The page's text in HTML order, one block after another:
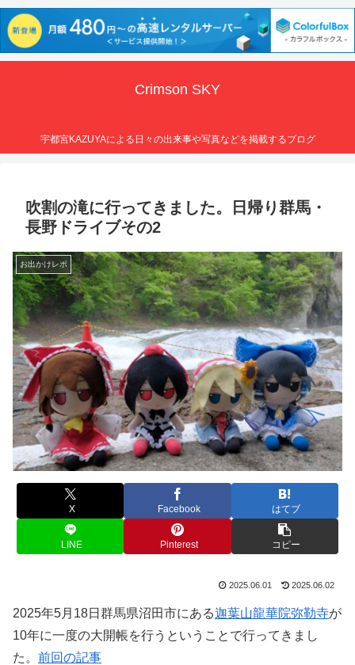
Crimson SKY
宇都宮KAZUYAによる日々の出来事や写真などを掲載するブログ
吹割の滝に行ってきました。日帰り群馬・
長野ドライブその2
お出かけレポ
X Facebook はてブ
LINE Pinterest コピー
2025.06.01 2025.06.02
2025年5月18日群馬県沼田市にある迦葉山龍華院弥勒寺が
10年に一度の大開帳を行うということで行ってきまし
た。 前回の記事